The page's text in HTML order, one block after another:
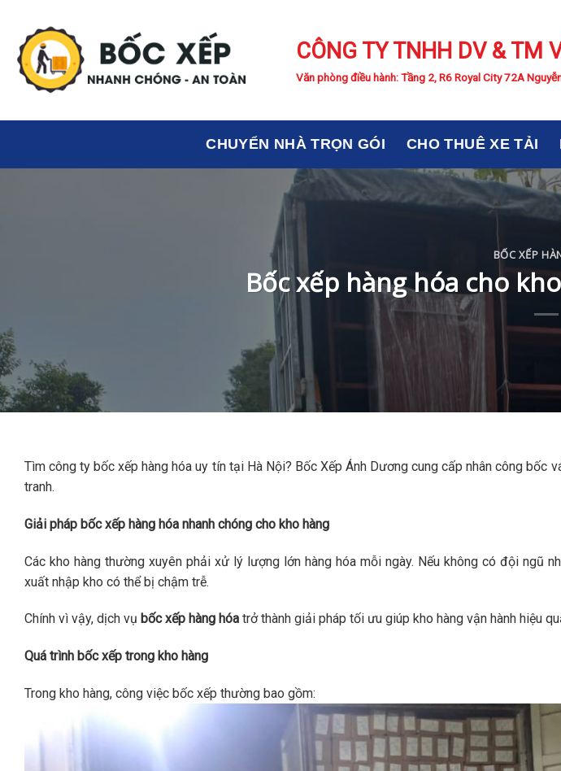
content
CÔNG TY TNHH DV & TM
Văn phòng điều hành: Tầng 2, R6 Royal City 72A
CHUYỂN NHÀ TRỌN GÓI CHO THUÊ XE TẢI
BỐC XẾP
Bốc xếp hàng hóa cho
Tìm công ty bốc xếp hàng hóa uy tín tại Hà Nội? Bốc Xếp Ánh Dương cung cấp nhân công bốc
tranh.
Giải pháp bốc xếp hàng hóa nhanh chóng cho kho hàng
Các kho hàng thường xuyên phải xử lý lượng lớn hàng hóa mỗi ngày. Nếu không có đội ngũ
xuất nhập kho có thể bị chậm trễ.
Chính vì vậy, dịch vụ bốc xếp hàng hóa trở thành giải pháp tối ưu giúp kho hàng vận hành hiệu
Quá trình bốc xếp trong kho hàng
Trong kho hàng, công việc bốc xếp thường bao gồm: